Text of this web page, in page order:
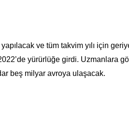
ve tüm takvim yılı için
yürürlüğe girdi. Uzmanlara
beş milyar avroya ulaşacak.